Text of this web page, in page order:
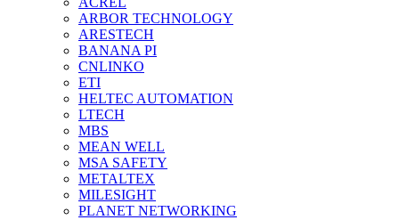
ARBOR TECHNOLOGY
ARESTECH
BANANA PI
CNLINKO
ETI
HELTEC AUTOMATION
LTECH
MBS
MEAN WELL
MSA SAFETY
METALTEX
MILESIGHT
PLANET NETWORKING